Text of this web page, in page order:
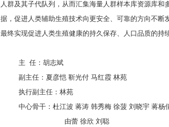
人群及其子代队列，从而汇集海量人群样本库资源库
据，促进人类辅助生殖技术向更安全、可靠的方向不断
最终实现促进人类生殖健康的持久保存、人口品质的持
主 任：胡志斌
副主任：夏彦恺 靳光付 马红霞 林苑
执行副主任：林苑
中心骨干：杜江波 蒋涛 韩秀梅 徐菠 刘晓宇 蒋杨
由蕾 徐欣 刘聪